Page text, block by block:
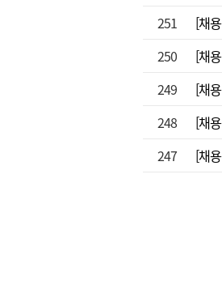
251
[채
250
[채
249
[채
248
[채
247
[채